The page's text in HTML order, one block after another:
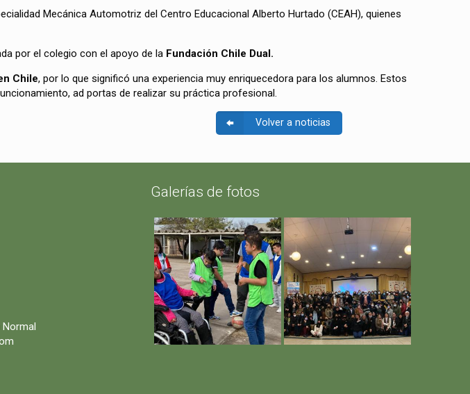
Mecánica Automotriz del Centro Educacional Alberto Hurtado (CEAH), quienes
por el colegio con el apoyo de la Fundación Chile Dual.
Chile, por lo que significó una experiencia muy enriquecedora para los alumnos. Estos
ad portas de realizar su práctica profesional.
Volver a noticias
Galerías de fotos